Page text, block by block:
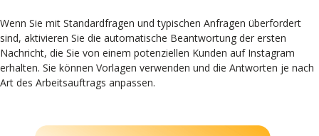
Wenn Sie mit Standardfragen und typischen Anfragen überfordert
sind, aktivieren Sie die automatische Beantwortung der ersten
Nachricht, die Sie von einem potenziellen Kunden auf Instagram
erhalten. Sie können Vorlagen verwenden und die Antworten je nach
Art des Arbeitsauftrags anpassen.